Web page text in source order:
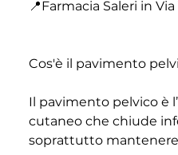
📍Farmacia Saleri in
Cos'è il pavimento
Il pavimento pelvico è
cutaneo che chiude
soprattutto mantenere